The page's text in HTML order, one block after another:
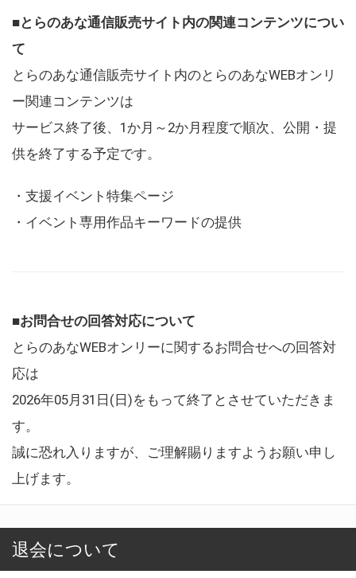
■とらのあな通信販売サイト内の関連コンテンツについ
て
とらのあな通信販売サイト内のとらのあなWEBオンリ
ー関連コンテンツは
サービス終了後、1か月～2か月程度で順次、公開・提
供を終了する予定です。
・支援イベント特集ページ
・イベント専用作品キーワードの提供
■お問合せの回答対応について
とらのあなWEBオンリーに関するお問合せへの回答対
応は
2026年05月31日(日)をもって終了とさせていただきま
す。
誠に恐れ入りますが、ご理解賜りますようお願い申し
上げます。
退会について